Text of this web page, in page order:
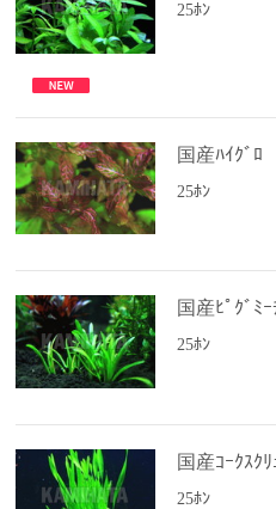
25ﾎﾝ
国産ﾊｲｸﾞﾛ
25ﾎﾝ
国産ﾋﾟｸﾞﾐ
25ﾎﾝ
国産ｺｰｸｽｸ
25ﾎﾝ